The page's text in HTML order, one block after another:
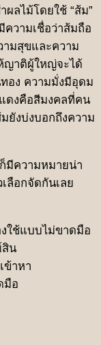
ลไม้โดยใช้ “ส้ม”
ความเชื่อว่าส้มถือ
ามสุขและความ
ญาติผู้ใหญ่จะได้
อง ความมั่งมีอุดม
ดงคือสีมงคลที่คน
ยังบ่งบอกถึงความ
มีความหมายน่า
ลือกจัดกันเลย
ใช้แบบไม่ขาดมือ
สิน
ข้าหา
มือ